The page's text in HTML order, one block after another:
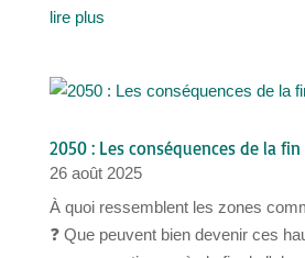
lire plus
2050 : Les conséquences de la fin
26 août 2025
À quoi ressemblent les zones
❓ Que peuvent bien devenir ces